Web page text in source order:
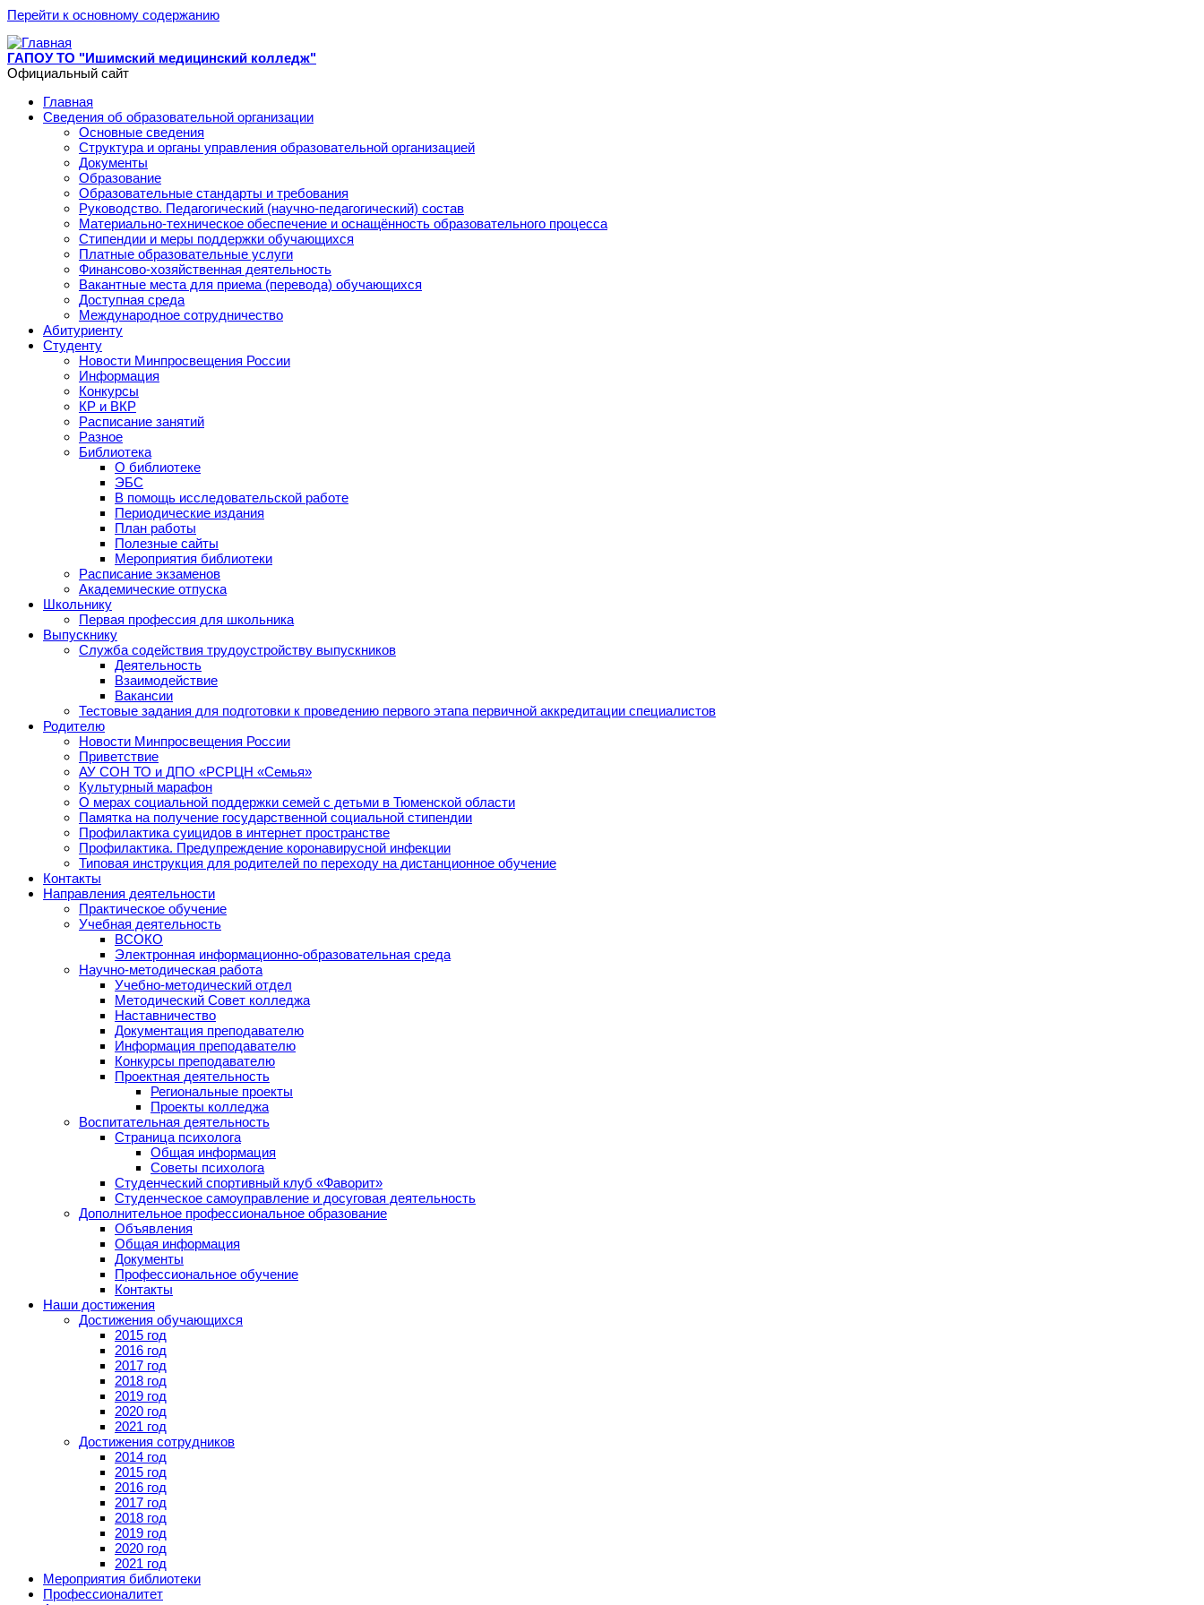
Перейти к основному содержанию
ГАПОУ ТО "Ишимский медицинский колледж"
Официальный сайт
Главная
Сведения об образовательной организации
Основные сведения
Структура и органы управления образовательной организацией
Документы
Образование
Образовательные стандарты и требования
Руководство. Педагогический (научно-педагогический) состав
Материально-техническое обеспечение и оснащённость образовательного процесса
Стипендии и меры поддержки обучающихся
Платные образовательные услуги
Финансово-хозяйственная деятельность
Вакантные места для приема (перевода) обучающихся
Доступная среда
Международное сотрудничество
Абитуриенту
Студенту
Новости Минпросвещения России
Информация
Конкурсы
КР и ВКР
Расписание занятий
Разное
Библиотека
О библиотеке
ЭБС
В помощь исследовательской работе
Периодические издания
План работы
Полезные сайты
Мероприятия библиотеки
Расписание экзаменов
Академические отпуска
Школьнику
Первая профессия для школьника
Выпускнику
Служба содействия трудоустройству выпускников
Деятельность
Взаимодействие
Вакансии
Тестовые задания для подготовки к проведению первого этапа первичной аккредитации специалистов
Родителю
Новости Минпросвещения России
Приветствие
АУ СОН ТО и ДПО «РСРЦН «Семья»
Культурный марафон
О мерах социальной поддержки семей с детьми в Тюменской области
Памятка на получение государственной социальной стипендии
Профилактика суицидов в интернет пространстве
Профилактика. Предупреждение коронавирусной инфекции
Типовая инструкция для родителей по переходу на дистанционное обучение
Контакты
Направления деятельности
Практическое обучение
Учебная деятельность
ВСОКО
Электронная информационно-образовательная среда
Научно-методическая работа
Учебно-методический отдел
Методический Совет колледжа
Наставничество
Документация преподавателю
Информация преподавателю
Конкурсы преподавателю
Проектная деятельность
Региональные проекты
Проекты колледжа
Воспитательная деятельность
Страница психолога
Общая информация
Советы психолога
Студенческий спортивный клуб «Фаворит»
Студенческое самоуправление и досуговая деятельность
Дополнительное профессиональное образование
Объявления
Общая информация
Документы
Профессиональное обучение
Контакты
Наши достижения
Достижения обучающихся
2015 год
2016 год
2017 год
2018 год
2019 год
2020 год
2021 год
Достижения сотрудников
2014 год
2015 год
2016 год
2017 год
2018 год
2019 год
2020 год
2021 год
Мероприятия библиотеки
Профессионалитет